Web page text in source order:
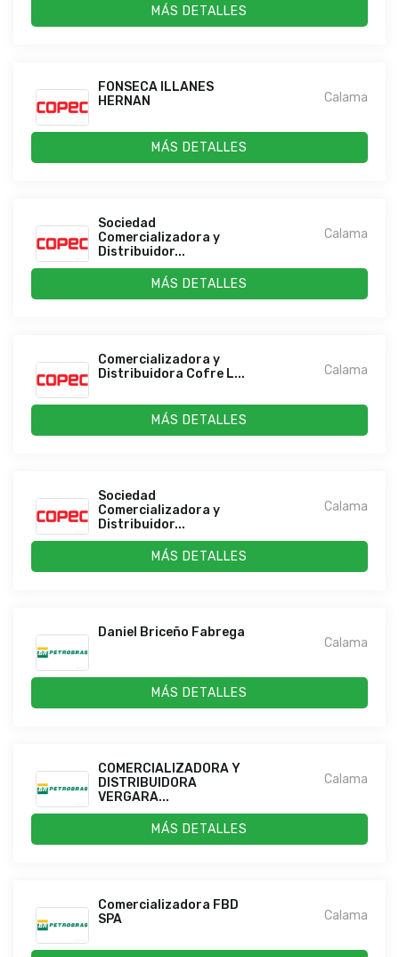
MÁS DETALLES
FONSECA ILLANES
HERNAN
Calama
MÁS DETALLES
Sociedad
Comercializadora y
Distribuidor...
Calama
MÁS DETALLES
Comercializadora y
Distribuidora Cofre L...
Calama
MÁS DETALLES
Sociedad
Comercializadora y
Distribuidor...
Calama
MÁS DETALLES
Daniel Briceño Fabrega
Calama
MÁS DETALLES
COMERCIALIZADORA Y
DISTRIBUIDORA
VERGARA...
Calama
MÁS DETALLES
Comercializadora FBD
SPA
Calama